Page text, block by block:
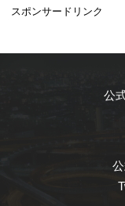
スポンサードリンク
公